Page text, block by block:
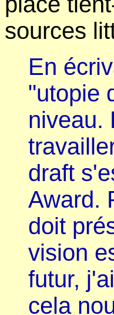
sources
En
"utopie
niveau.
draft
Award.
doit
vision
futur,
cela